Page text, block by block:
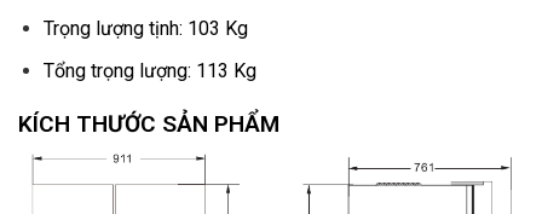
Trọng lượng tịnh: 103 Kg
Tổng trọng lượng: 113 Kg
KÍCH THƯỚC SẢN PHẨM